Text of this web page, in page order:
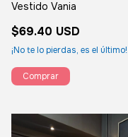
Vestido Vania
$69.40 USD
¡No te lo pierdas, es el último!
Comprar